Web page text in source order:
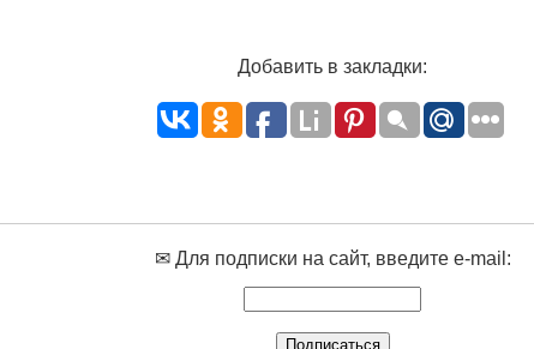
Добавить в закладки:
✉ Для подписки на сайт, введите e-mail: